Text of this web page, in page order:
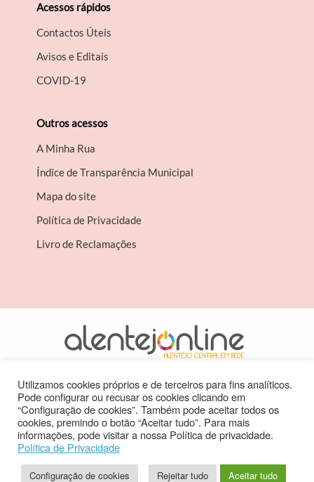
Acessos rápidos
Contactos Úteis
Avisos e Editais
COVID-19
Outros acessos
A Minha Rua
Índice de Transparência Municipal
Mapa do site
Política de Privacidade
Livro de Reclamações
Cofinanciado por
Utilizamos cookies próprios e de terceiros para fins analíticos.
Pode configurar ou recusar os cookies clicando em
“Configuração de cookies”. Também pode aceitar todos os
cookies, premindo o botão “Aceitar tudo”. Para mais
informações, pode visitar a nossa Política de privacidade.
Política de Privacidade
Configuração de cookies Rejeitar tudo Aceitar tudo